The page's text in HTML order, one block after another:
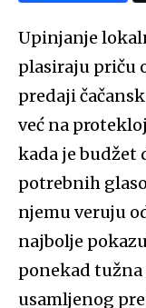
Upinjanje
plasiraju priču
predaji
već na
kada je budžet
potrebnih
njemu veruju
najbolje
ponekad tužna
usamljenog